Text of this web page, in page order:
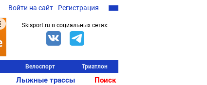
Войти на сайт Регистрация
Skisport.ru в социальных сетях:
Велоспорт Триатлон
Лыжные трассы Поиск